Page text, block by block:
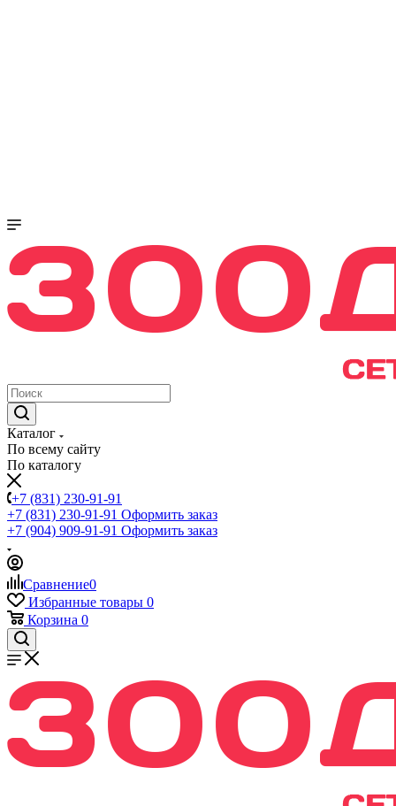
Каталог
По всему сайту
По каталогу
+7 (831) 230-91-91
+7 (831) 230-91-91 Оформить заказ
+7 (904) 909-91-91 Оформить заказ
Сравнение0
Избранные товары 0
Корзина 0